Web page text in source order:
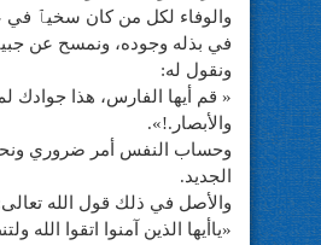
والوفاء لكل من كان سخيٱ
في بذله وجوده، ونمسح عن
ونقول له:
« قم أيها الفارس، هذا جوادك
والأبصار.!».
وحساب النفس أمر ضروري
الجديد.
والأصل في ذلك قول الله
«ياأيها الذين آمنوا اتقوا الله